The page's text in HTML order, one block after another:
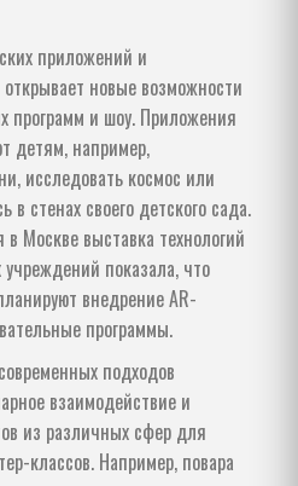
приложений и
новые возможности
программ и шоу. Приложения
детям, например,
исследовать космос или
стенах своего детского сада.
Москве выставка технологий
показала, что
внедрение AR-
программы.
подходов
взаимодействие и
из различных сфер для
классов. Например, повара